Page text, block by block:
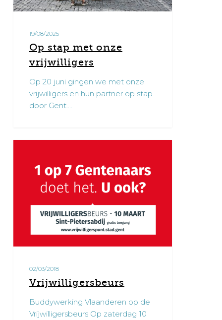
19/08/2025
Op stap met onze
vrijwilligers
Op 20 juni gingen we met onze
vrijwilligers en hun partner op stap
door Gent.…
02/03/2018
Vrijwilligersbeurs
Buddywerking Vlaanderen op de
Vrijwilligersbeurs Op zaterdag 10